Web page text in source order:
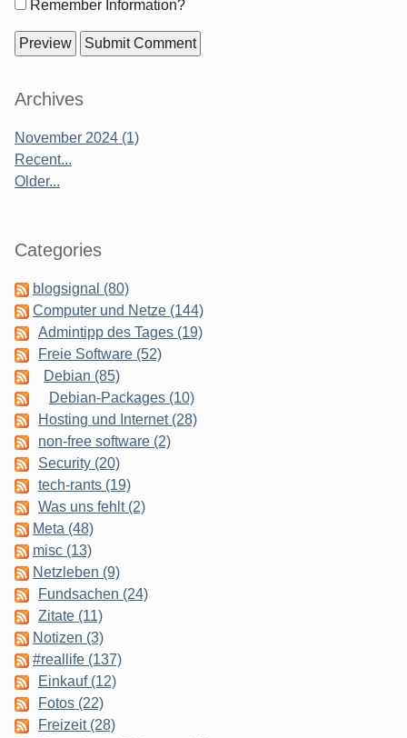
FormRemember Information?
Sidebar
Archives
November 2024 (1)
Recent...
Older...
Categories
blogsignal (80)
Computer und Netze (144)
Admintipp des Tages (19)
Freie Software (52)
Debian (85)
Debian-Packages (10)
Hosting und Internet (28)
non-free software (2)
Security (20)
tech-rants (19)
Was uns fehlt (2)
Meta (48)
misc (13)
Netzleben (9)
Fundsachen (24)
Zitate (11)
Notizen (3)
#reallife (137)
Einkauf (12)
Fotos (22)
Freizeit (28)